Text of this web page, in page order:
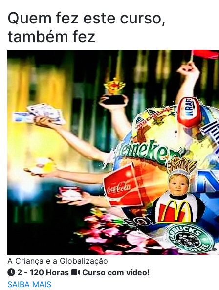
Quem fez este curso,
também fez
A Criança e a Globalização
2 - 120 Horas
Curso com vídeo!
SAIBA MAIS